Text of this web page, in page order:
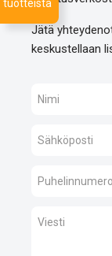
Jätä
keskustellaan
tuotteista